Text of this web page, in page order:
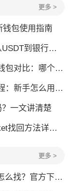
更多 >
钱包使用指南
行卡的完整攻略
：哪个更适合你？
怎么用TP钱包买币
一文讲清楚
助您安全恢复数字资产
更多 >
方下载渠道全解析